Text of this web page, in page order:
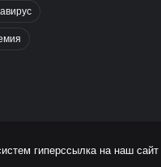
гиперссылка на наш сайт